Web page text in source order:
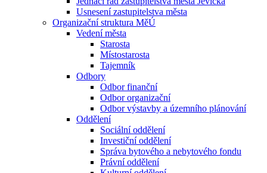
Usnesení zastupitelstva města
Organizační struktura MěÚ
Vedení města
Starosta
Místostarosta
Tajemník
Odbory
Odbor finanční
Odbor organizační
Odbor výstavby a územního plánování
Oddělení
Sociální oddělení
Investiční oddělení
Správa bytového a nebytového fondu
Právní oddělení